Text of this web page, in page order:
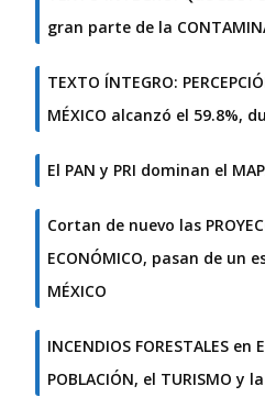
gran parte de la
TEXTO ÍNTEGRO:
MÉXICO alcanzó el 59.8%,
El PAN y PRI dominan el
Cortan de nuevo las
ECONÓMICO, pasan de un
MÉXICO
INCENDIOS FORESTALES
POBLACIÓN, el TURISMO y